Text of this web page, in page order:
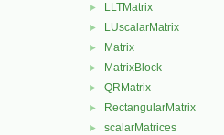
► LLTMatrix
► LUscalarMatrix
► Matrix
► MatrixBlock
► QRMatrix
► RectangularMatrix
► scalarMatrices